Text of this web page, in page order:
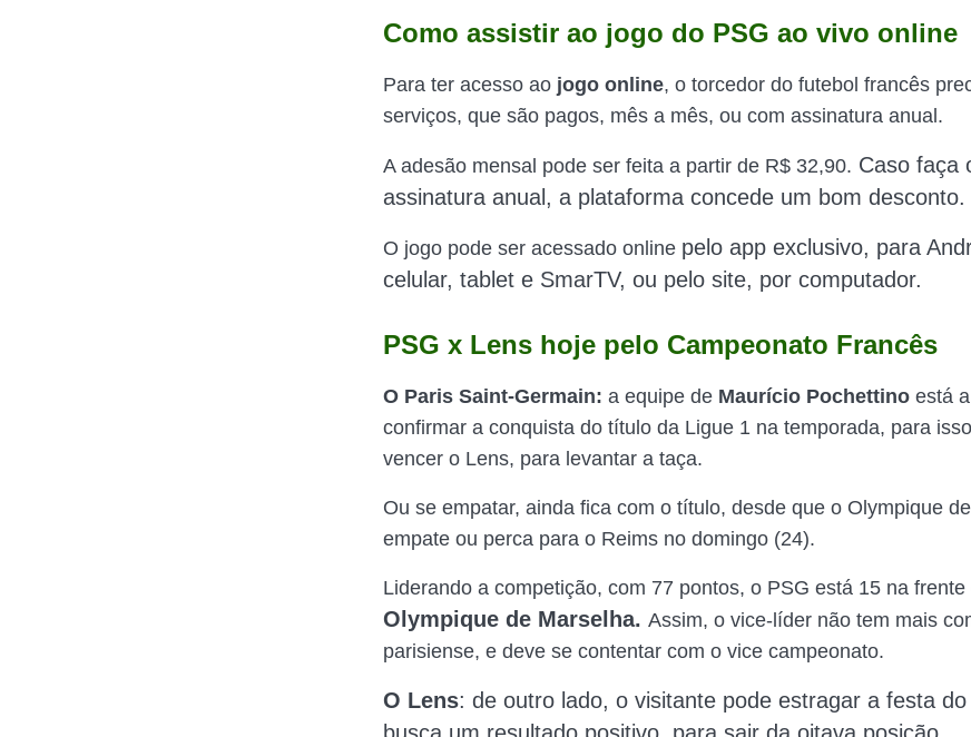
Como assistir ao jogo do PSG ao vivo online
Para ter acesso ao jogo online, o torcedor do futebol francês
serviços, que são pagos, mês a mês, ou com assinatura anual.
A adesão mensal pode ser feita a partir de R$ 32,90. Caso faça
assinatura anual, a plataforma concede um bom desconto.
O jogo pode ser acessado online pelo app exclusivo, para
celular, tablet e SmarTV, ou pelo site, por computador.
PSG x Lens hoje pelo Campeonato Francês
O Paris Saint-Germain: a equipe de Maurício Pochettino está
confirmar a conquista do título da Ligue 1 na temporada, para
vencer o Lens, para levantar a taça.
Ou se empatar, ainda fica com o título, desde que o Olympique
empate ou perca para o Reims no domingo (24).
Liderando a competição, com 77 pontos, o PSG está 15 na frente
Olympique de Marselha. Assim, o vice-líder não tem mais
parisiense, e deve se contentar com o vice campeonato.
O Lens: de outro lado, o visitante pode estragar a festa